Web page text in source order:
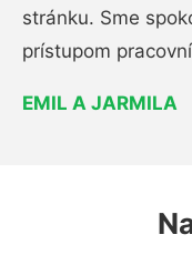
stránku. Sme
prístupom
EMIL A JARMILA